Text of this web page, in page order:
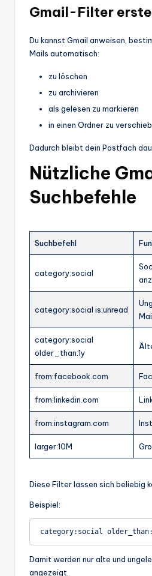
Gmail-Filter
Du kannst Gmail anweisen,
Mails automatisch:
zu löschen
zu archivieren
als gelesen zu markieren
in einen Ordner zu
Dadurch bleibt dein Postfach
Nützliche
Suchbefehle
Suchbefehl
category:social
category:social is:unread
category:social
older_than:1y
from:facebook.com
from:linkedin.com
from:instagram.com
larger:10M
Diese Filter lassen sich beliebig
Beispiel:
Damit werden nur alte und
angezeigt.